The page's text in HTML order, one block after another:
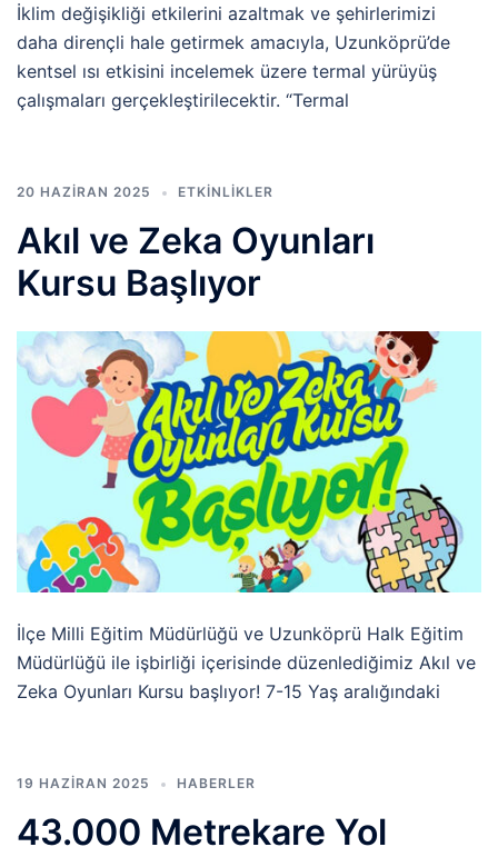
İklim değişikliği etkilerini azaltmak ve şehirlerimizi
daha dirençli hale getirmek amacıyla, Uzunköprü’de
kentsel ısı etkisini incelemek üzere termal yürüyüş
çalışmaları gerçekleştirilecektir. “Termal
20 HAZIRAN 2025 ETKINLIKLER
Akıl ve Zeka Oyunları
Kursu Başlıyor
İlçe Milli Eğitim Müdürlüğü ve Uzunköprü Halk Eğitim
Müdürlüğü ile işbirliği içerisinde düzenlediğimiz Akıl ve
Zeka Oyunları Kursu başlıyor! 7-15 Yaş aralığındaki
19 HAZIRAN 2025 HABERLER
43.000 Metrekare Yol